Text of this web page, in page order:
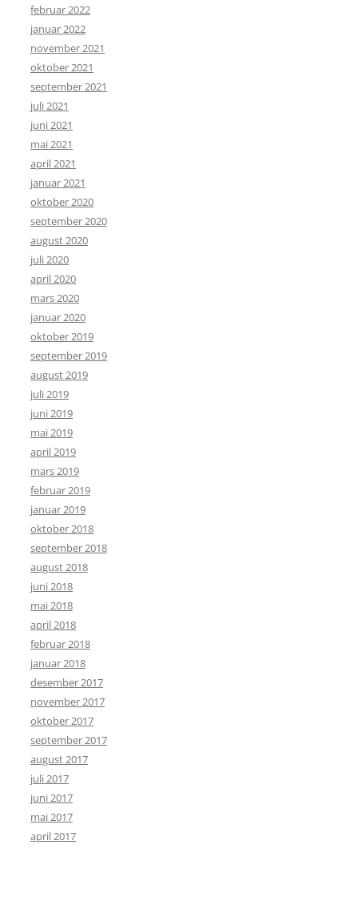
februar 2022
januar 2022
november 2021
oktober 2021
september 2021
juli 2021
juni 2021
mai 2021
april 2021
januar 2021
oktober 2020
september 2020
august 2020
juli 2020
april 2020
mars 2020
januar 2020
oktober 2019
september 2019
august 2019
juli 2019
juni 2019
mai 2019
april 2019
mars 2019
februar 2019
januar 2019
oktober 2018
september 2018
august 2018
juni 2018
mai 2018
april 2018
februar 2018
januar 2018
desember 2017
november 2017
oktober 2017
september 2017
august 2017
juli 2017
juni 2017
mai 2017
april 2017